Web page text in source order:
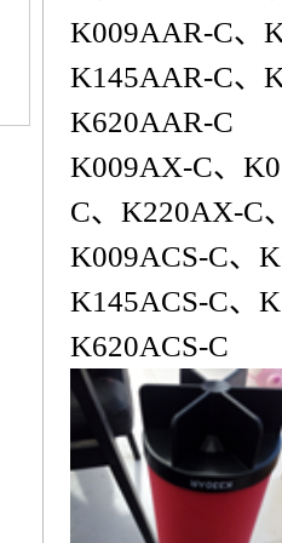
K009AAR-C、
K145AAR-C、
K620AAR-C
K009AX-C、
C、K220AX-C
K009ACS-C、
K145ACS-C、
K620ACS-C